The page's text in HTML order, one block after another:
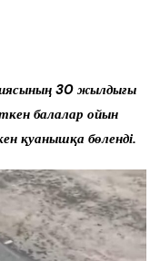
30 жылдығы
балалар ойын
қуанышқа бөленді.